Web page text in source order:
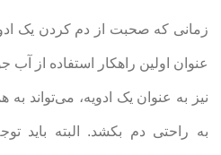
زمانی که صحبت از دم کردن یک
عنوان اولین راهکار استفاده از
نیز به عنوان یک ادویه، می‌تواند
به راحتی دم بکشد. البته باید